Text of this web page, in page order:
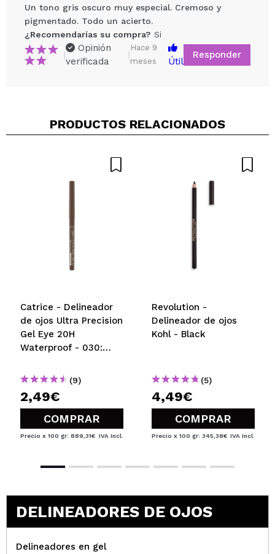
Tu vídeo podría ser el primero. Imagínatelo...
¿Recomendarías su compra?
Un tono gris oscuro muy especial. Cremoso y
pigmentado. Todo un acierto.
¿Recomendarías su compra? Si
|
Opinión
verificada
|
Hace 9
meses
Útil
Responder
PRODUCTOS RELACIONADOS
Catrice - Delineador
de ojos Ultra Precision
Gel Eye 20H
Waterproof - 030:
(9)
2,49€
COMPRAR
Precio x 100 gr: 889,31€ IVA Incl.
Revolution -
Delineador de ojos
Kohl - Black
(5)
4,49€
COMPRAR
Precio x 100 gr: 345,38€ IVA Incl.
DELINEADORES DE OJOS
Delineadores en gel